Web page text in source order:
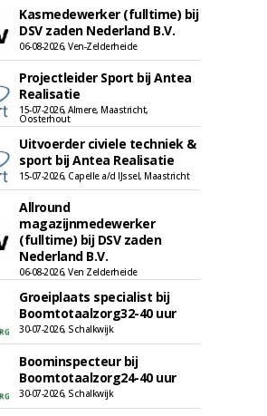
Kasmedewerker (fulltime) bij
DSV zaden Nederland B.V.
06-08-2026, Ven-Zelderheide
Projectleider Sport bij Antea
Realisatie
15-07-2026, Almere, Maastricht,
Oosterhout
Uitvoerder civiele techniek &
sport bij Antea Realisatie
15-07-2026, Capelle a/d IJssel, Maastricht
Allround
magazijnmedewerker
(fulltime) bij DSV zaden
Nederland B.V.
06-08-2026, Ven Zelderheide
Groeiplaats specialist bij
Boomtotaalzorg32-40 uur
30-07-2026, Schalkwijk
Boominspecteur bij
Boomtotaalzorg24-40 uur
30-07-2026, Schalkwijk